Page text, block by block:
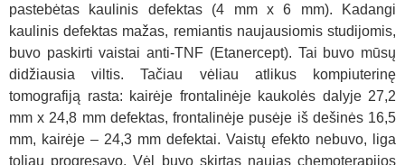
pastebėtas kaulinis defektas (4 mm x 6 mm). Kadangi
kaulinis defektas mažas, remiantis naujausiomis studijomis,
buvo paskirti vaistai anti-TNF (Etanercept). Tai buvo mūsų
didžiausia viltis. Tačiau vėliau atlikus kompiuterinę
tomografiją rasta: kairėje frontalinėje kaukolės dalyje 27,2
mm x 24,8 mm defektas, frontalinėje pusėje iš dešinės 16,5
mm, kairėje – 24,3 mm defektai. Vaistų efekto nebuvo, liga
toliau progresavo. Vėl buvo skirtas naujas chemoterapijos